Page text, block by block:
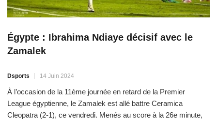
Égypte : Ibrahima Ndiaye décisif avec le
Zamalek
Dsports 14 Juin 2024
À l’occasion de la 11ème journée en retard de la Premier
League égyptienne, le Zamalek est allé battre Ceramica
Cleopatra (2-1), ce vendredi. Menés au score à la 26e minute,